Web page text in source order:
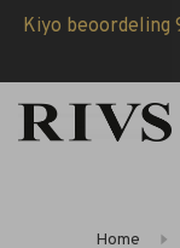
Kiyo beoordeling
Home